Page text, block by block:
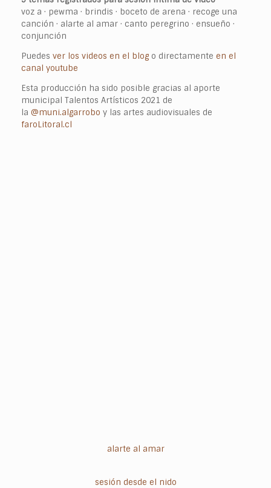
voz a · pewma · brindis · boceto de arena · recoge una
canción · alarte al amar · canto peregrino · ensueño ·
conjunción
Puedes ver los videos en el blog o directamente en el
canal youtube
Esta producción ha sido posible gracias al aporte
municipal Talentos Artísticos 2021 de
la @muni.algarrobo y las artes audiovisuales de
faroLitoral.cl
alarte al amar
sesión desde el nido